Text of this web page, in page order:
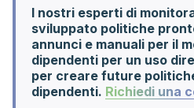
I nostri esperti di
sviluppato politiche
annunci e manuali per il
dipendenti per un uso
per creare future
dipendenti. Richiedi una